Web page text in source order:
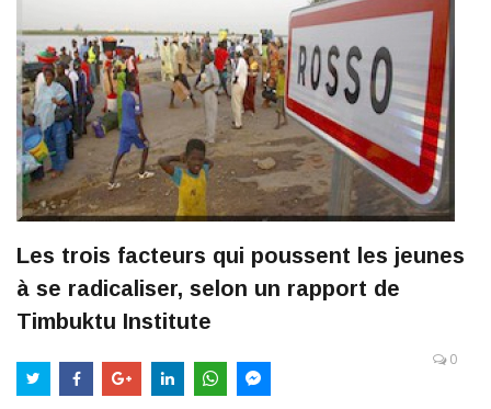
Les trois facteurs qui poussent les jeunes
à se radicaliser, selon un rapport de
Timbuktu Institute
0